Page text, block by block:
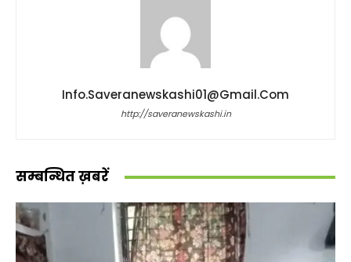
Info.saveranewskashi01@gmail.com
http://saveranewskashi.in
सम्बन्धित ख़बरें